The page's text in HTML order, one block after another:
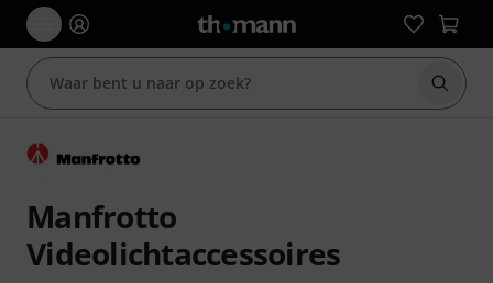
Zoek
Manfrotto
Videolichtaccessoires